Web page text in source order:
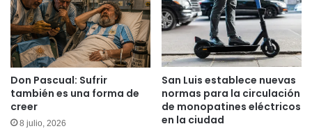
Don Pascual: Sufrir
también es una forma de
creer
8 julio, 2026
San Luis establece nuevas
normas para la circulación
de monopatines eléctricos
en la ciudad